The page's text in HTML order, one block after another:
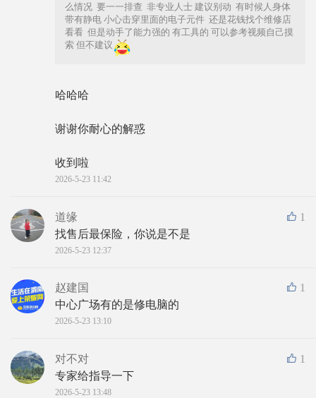
么情况 要一一排查 非专业人士 建议别动 有时候人身体
带有静电 小心击穿里面的电子元件 还是花钱找个维修店
看看 但是动手了能力强的 有工具的 可以参考视频自己摸
索 但不建议
哈哈哈
谢谢你耐心的解惑
收到啦
2026-5-23 11:42
1
道缘
找售后最保险，你说是不是
2026-5-23 12:37
1
赵建国
中心广场有的是修电脑的
2026-5-23 13:10
1
对不对
专家给指导一下
2026-5-23 13:48